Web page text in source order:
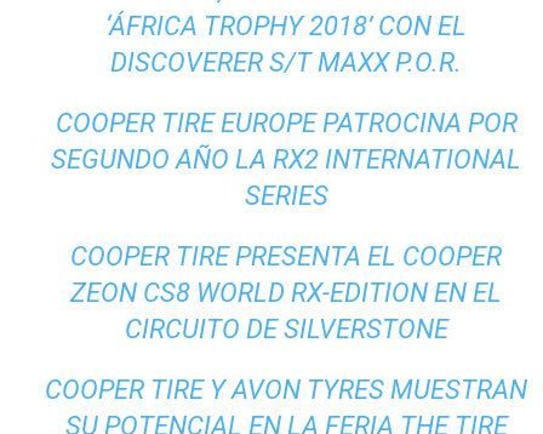
‘ÁFRICA TROPHY 2018’ CON EL
DISCOVERER S/T MAXX P.O.R.
COOPER TIRE EUROPE PATROCINA POR
SEGUNDO AÑO LA RX2 INTERNATIONAL
SERIES
COOPER TIRE PRESENTA EL COOPER
ZEON CS8 WORLD RX-EDITION EN EL
CIRCUITO DE SILVERSTONE
COOPER TIRE Y AVON TYRES MUESTRAN
SU POTENCIAL EN LA FERIA THE TIRE